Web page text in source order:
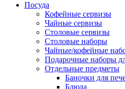
Посуда
Кофейные сервизы
Чайные сервизы
Столовые сервизы
Столовые наборы
Чайные/кофейные
Подарочные наборы
Отдельные предметы
Баночки для
Блюда